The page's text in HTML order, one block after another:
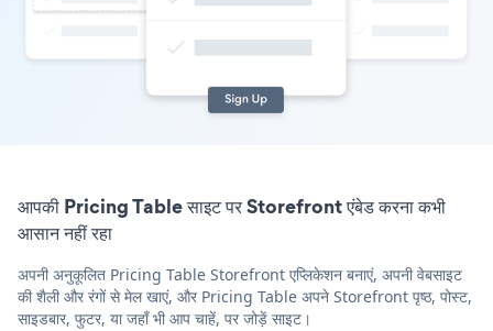
आपकी Pricing Table साइट पर Storefront एंबेड करना कभी
आसान नहीं रहा
अपनी अनुकूलित Pricing Table Storefront एप्लिकेशन बनाएं, अपनी वेबसाइट
की शैली और रंगों से मेल खाएं, और Pricing Table अपने Storefront पृष्ठ, पोस्ट,
साइडबार, फुटर, या जहाँ भी आप चाहें, पर जोड़ें साइट।